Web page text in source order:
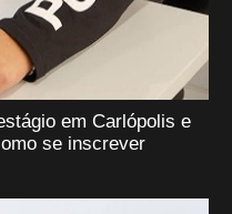
em Carlópolis e
se inscrever